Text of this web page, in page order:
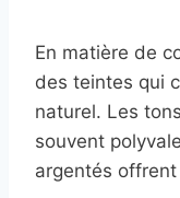
En matière de
des teintes qui
naturel. Les
souvent
argentés